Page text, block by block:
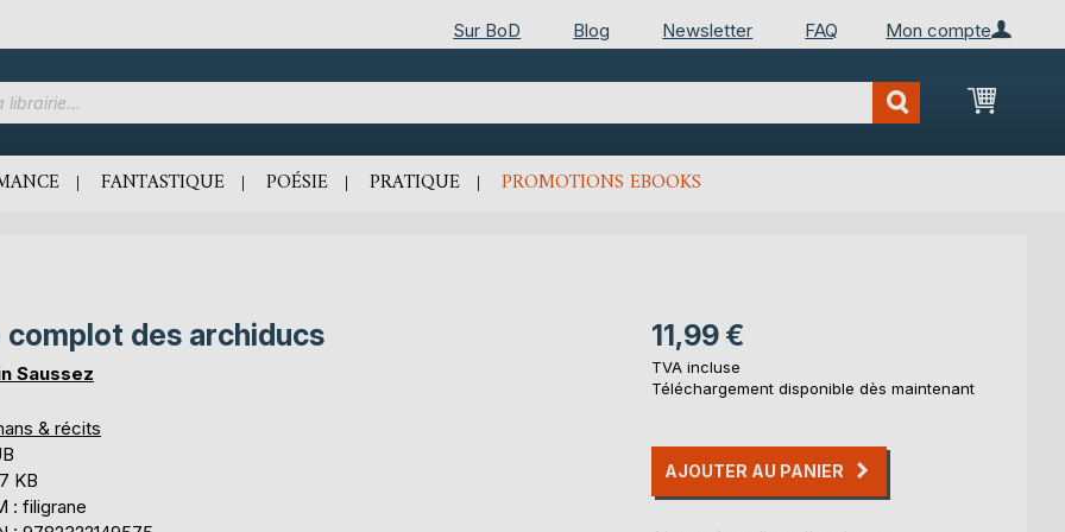
Mon compte
Sur BoD Blog Newsletter FAQ
Mon
FANTASTIQUE POÉSIE PRATIQUE PROMOTIONS EBOOKS
complot des archiducs
Saussez
& récits
KB
: filigrane
11,99 €
TVA incluse
Téléchargement disponible dès maintenant
AJOUTER AU PANIER